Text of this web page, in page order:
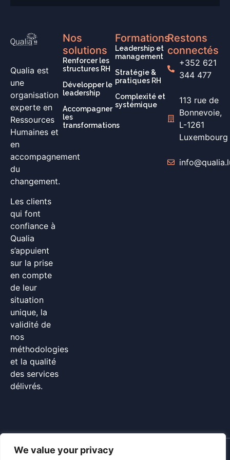
We value your privacy
Qualia est
une
organisation
experte en
Ressources
Humaines et
en
accompagnement
du
changement.
Les clients
qui font
confiance à
Qualia
s’appuient
sur la prise
en compte
de leur
situation
unique, la
validité de
nos
méthodologies
et la qualité
des services
délivrés.
Nos
solutions
Renforcer les
structures RH
Développer le
leadership
Accompagner
les
transformations
Formations
Leadership et
management
Stratégie &
pratiques RH
Complexité et
systémique
Restons
connectés
+352 621
344 477
113 rue de
Bonnevoie,
L-1261
Luxembourg
©Qualia 2024 –CGU –CGV–politique de confidentialité